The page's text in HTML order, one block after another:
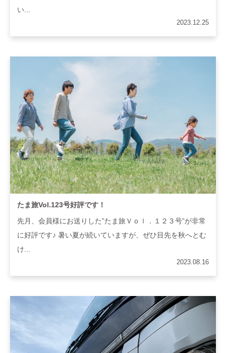
い...
2023.12.25
たま旅Vol.123号好評です！
先月、会員様にお送りした”たま旅Ｖｏｌ．１２３号”が非常
に好評です♪ 暑い夏が続いていますが、ぜひ目先を秋へとむ
け...
2023.08.16